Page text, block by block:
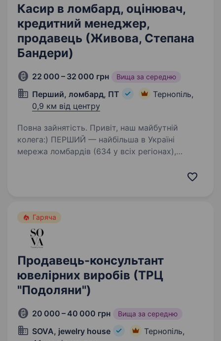
Касир в ломбард, оцінювач,
кредитний менеджер,
продавець (Живова, Степана
Бандери)
22 000 – 32 000 грн Вища за середню
Перший, ломбард, ПТ
Тернопіль,
0,9 км від центру
Повна зайнятість. Привіт, наш майбутній
колега:) ПЕРШИЙ — найбільша в Україні
мережа ломбардів (634 у всіх регіонах),
отримати різні фінансові послуги та купити
Гаряча
Продавець-консультант
ювелірних виробів (ТРЦ
"Подоляни")
20 000 – 40 000 грн Вища за середню
SOVA, jewelry house
Тернопіль,